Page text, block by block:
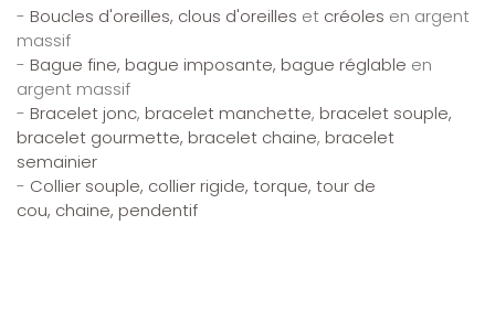
- Boucles d'oreilles, clous d'oreilles et créoles en argent
massif
- Bague fine, bague imposante, bague réglable en
argent massif
- Bracelet jonc, bracelet manchette, bracelet souple,
bracelet gourmette, bracelet chaine, bracelet
semainier
- Collier souple, collier rigide, torque, tour de
cou, chaine, pendentif